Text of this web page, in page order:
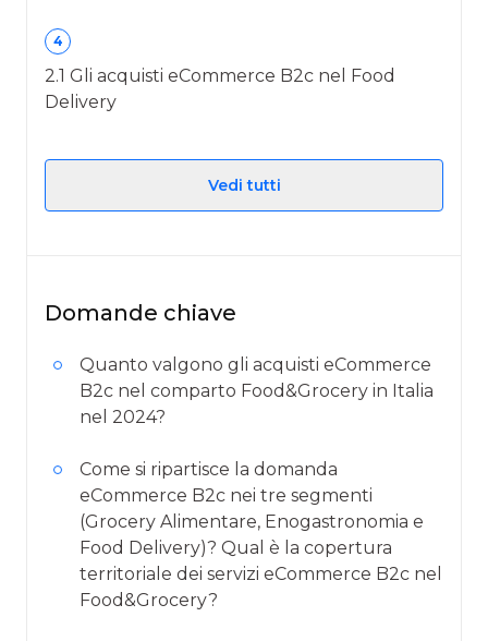
4
2.1 Gli acquisti eCommerce B2c nel Food
Delivery
Vedi tutti
Domande chiave
Quanto valgono gli acquisti eCommerce
B2c nel comparto Food&Grocery in Italia
nel 2024?
Come si ripartisce la domanda
eCommerce B2c nei tre segmenti
(Grocery Alimentare, Enogastronomia e
Food Delivery)? Qual è la copertura
territoriale dei servizi eCommerce B2c nel
Food&Grocery?